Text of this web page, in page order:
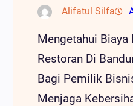
Alifatul Silfa
Mengetahui Biaya
Restoran Di
Bagi Pemilik
Menjaga